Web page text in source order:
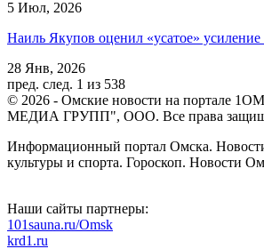
5 Июл, 2026
Наиль Якупов оценил «усатое» усиление
28 Янв, 2026
пред. след. 1 из 538
© 2026 - Омские новости на портале
МЕДИА ГРУПП", ООО. Все права
Информационный портал Омска.
культуры и спорта. Гороскоп. Новости
Наши сайты партнеры:
101sauna.ru/Omsk
krd1.ru